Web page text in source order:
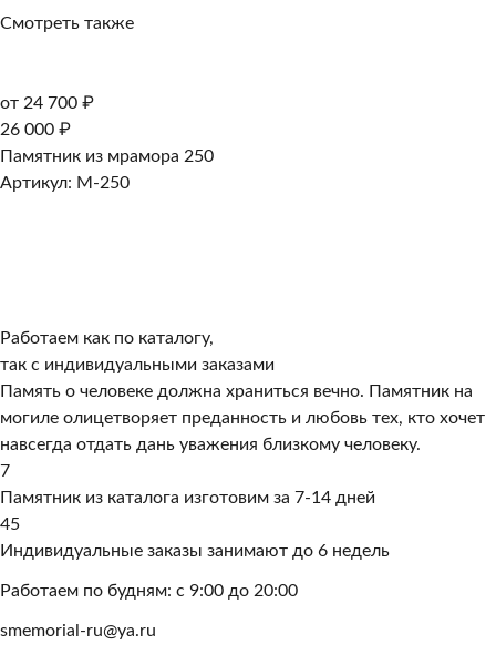
Смотреть также
от 24 700 ₽
26 000 ₽
Памятник из мрамора 250
Артикул: M-250
Работаем как по каталогу,
так с индивидуальными заказами
Память о человеке должна храниться вечно. Памятник на
могиле олицетворяет преданность и любовь тех, кто хочет
навсегда отдать дань уважения близкому человеку.
7
Памятник из каталога изготовим за 7-14 дней
45
Индивидуальные заказы занимают до 6 недель
Работаем по будням: с 9:00 до 20:00
smemorial-ru@ya.ru